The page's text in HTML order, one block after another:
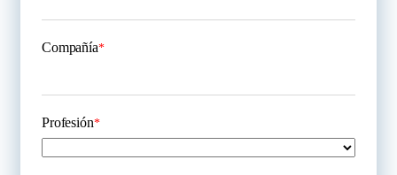
Compañía*
Profesión*